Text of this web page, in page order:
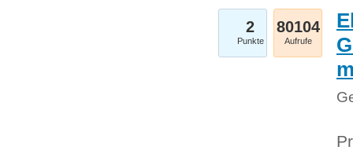
2
Punkte
80104
Aufrufe